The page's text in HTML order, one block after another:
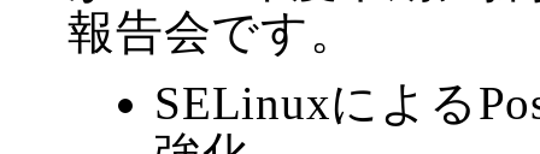
報告会です。
SELinuxによる